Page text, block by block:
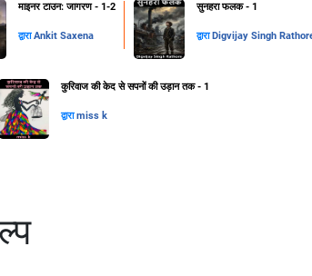
माइनर टाउन: जागरण - 1-2
द्वाराAnkit Saxena
सुनहरा फलक - 1
द्वारा Digvijay Singh
कुरिवाज की केद से सपनों की उड़ान तक - 1
द्वाराmiss k